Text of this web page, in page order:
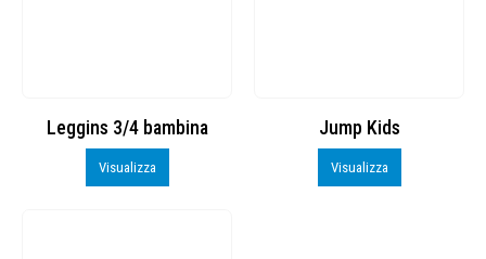
Leggins 3/4 bambina
Visualizza
Jump Kids
Visualizza